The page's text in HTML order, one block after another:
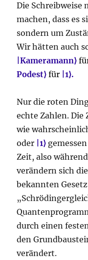
Die Schreibweise
machen, dass es
sondern um
Wir hätten auch
|Kameramann⟩
Podest⟩für |1⟩.
Nur die roten
echte Zahlen. Die
wie
oder |1⟩
Zeit, also
verändern sich
bekannten
durch einen
den
verändert.